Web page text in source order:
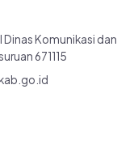
Dinas Komunikasi dan
671115